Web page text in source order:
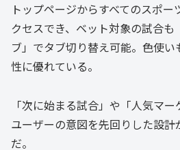
トップページからすべてのスポ
クセスでき、ベット対象の試合も
ブ」でタブ切り替え可能。色使
性に優れている。
「次に始まる試合」や「人気マー
ユーザーの意図を先回りした設
だ。